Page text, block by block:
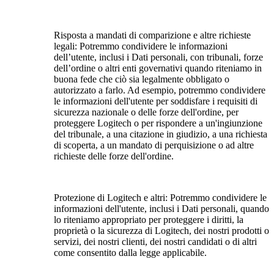
Risposta a mandati di comparizione e altre richieste
legali: Potremmo condividere le informazioni
dell’utente, inclusi i Dati personali, con tribunali, forze
dell’ordine o altri enti governativi quando riteniamo in
buona fede che ciò sia legalmente obbligato o
autorizzato a farlo. Ad esempio, potremmo condividere
le informazioni dell'utente per soddisfare i requisiti di
sicurezza nazionale o delle forze dell'ordine, per
proteggere Logitech o per rispondere a un'ingiunzione
del tribunale, a una citazione in giudizio, a una richiesta
di scoperta, a un mandato di perquisizione o ad altre
richieste delle forze dell'ordine.
Protezione di Logitech e altri: Potremmo condividere le
informazioni dell'utente, inclusi i Dati personali, quando
lo riteniamo appropriato per proteggere i diritti, la
proprietà o la sicurezza di Logitech, dei nostri prodotti o
servizi, dei nostri clienti, dei nostri candidati o di altri
come consentito dalla legge applicabile.